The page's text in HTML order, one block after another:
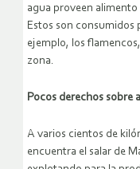
agua proveen
Estos son consumidos
ejemplo, los
zona.
Pocos derechos sobre
A varios cientos de
encuentra el salar de